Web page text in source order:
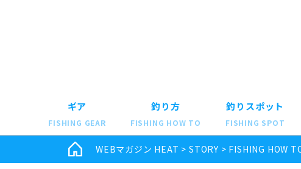
ギア
FISHING GEAR
釣り方
FISHING HOW TO
釣りスポット
FISHING SPOT
WEBマガジン HEAT >STORY > FISHING HOW